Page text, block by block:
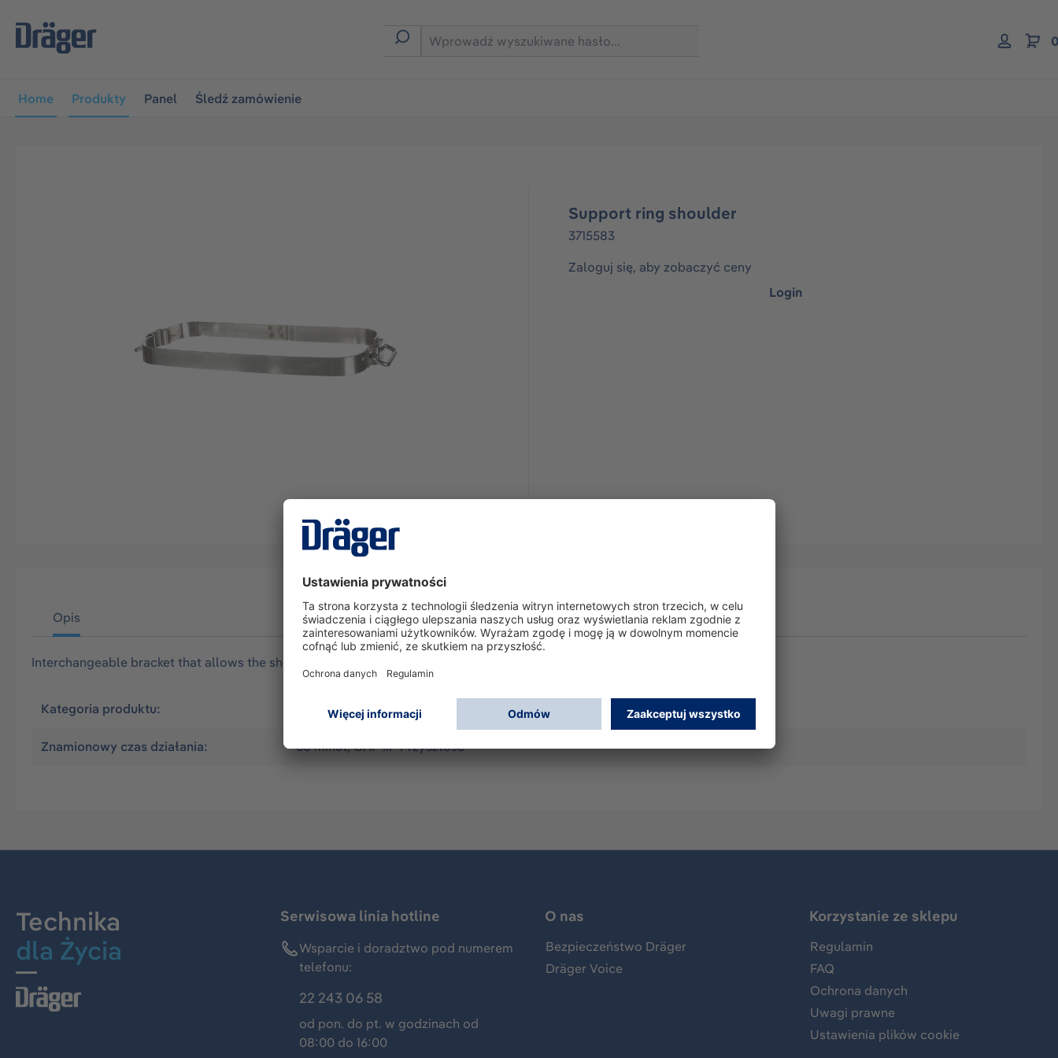
do głównej nawigacji
Home Produkty Panel Śledź zamówienie
Support ring shoulder
3715583
Zaloguj się, aby zobaczyć ceny
Login
Opis
Interchangeable bracket that allows the shoulder strap to be fitted. Supports Oxy SR 60, Oxy SR Cap III, Oxy 6000 MK I - MK III.
Kategoria produktu: Akcesoria
Znamionowy czas działania: 60 minut, CAP III "Przyszłość"
Technika
dla Życia
Serwisowa linia hotline
Wsparcie i doradztwo pod numerem
telefonu:
22 243 06 58
od pon. do pt. w godzinach od
08:00 do 16:00
O nas
Bezpieczeństwo Dräger
Dräger Voice
Korzystanie ze sklepu
Regulamin
FAQ
Ochrona danych
Uwagi prawne
Ustawienia plików cookie